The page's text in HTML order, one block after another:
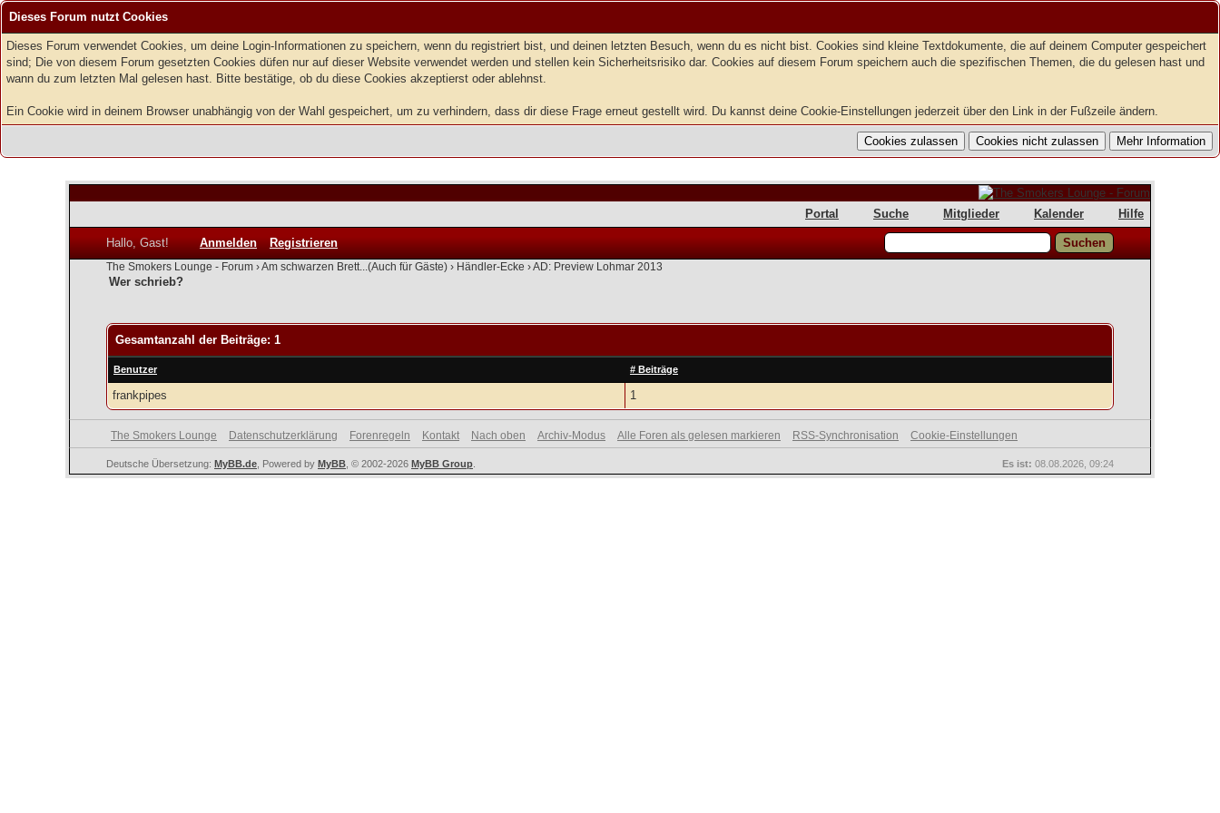
Dieses Forum nutzt Cookies
Dieses Forum verwendet Cookies, um deine Login-Informationen zu speichern, wenn du registriert bist, und deinen letzten Besuch, wenn du es nicht bist. Cookies sind kleine Textdokumente, die auf deinem Computer gespeichert
sind; Die von diesem Forum gesetzten Cookies düfen nur auf dieser Website verwendet werden und stellen kein Sicherheitsrisiko dar. Cookies auf diesem Forum speichern auch die spezifischen Themen, die du gelesen hast und
wann du zum letzten Mal gelesen hast. Bitte bestätige, ob du diese Cookies akzeptierst oder ablehnst.
Ein Cookie wird in deinem Browser unabhängig von der Wahl gespeichert, um zu verhindern, dass dir diese Frage erneut gestellt wird. Du kannst deine Cookie-Einstellungen jederzeit über den Link in der Fußzeile ändern.
Portal Suche Mitglieder Kalender Hilfe
Hallo, Gast! Anmelden Registrieren
The Smokers Lounge - Forum ›Am schwarzen Brett...(Auch für Gäste) › Händler-Ecke ›AD: Preview Lohmar 2013
Wer schrieb?
Gesamtanzahl der Beiträge: 1
Benutzer # Beiträge
frankpipes 1
The Smokers Lounge Datenschutzerklärung Forenregeln Kontakt Nach oben Archiv-Modus Alle Foren als gelesen markieren RSS-Synchronisation Cookie-Einstellungen
Es ist: 08.08.2026, 09:24
Deutsche Übersetzung: MyBB.de , Powered by MyBB , © 2002-2026 MyBB Group